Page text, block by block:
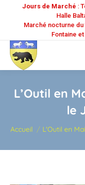
Jours de Marché :
Halle
Marché nocturne du
Fontaine
L’Outil en
le
Vous êtes ici :
Accueil L'Outil en